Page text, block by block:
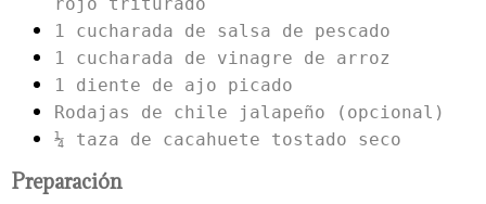
1 cucharada de salsa de pescado
1 cucharada de vinagre de arroz
1 diente de ajo picado
Rodajas de chile jalapeño (opcional)
¼ taza de cacahuete tostado seco
Preparación